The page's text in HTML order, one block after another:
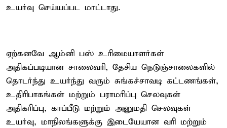
உயர்வு செய்யப்பட மாட்டாது.
ஏற்கனவே ஆம்னி பஸ் உரிமையாளர்கள்
அதிகப்படியான சாலைவரி, தேசிய நெடுஞ்சாலைகளில்
தொடர்ந்து உயர்ந்து வரும் சுங்கச்சாவடி கட்டணங்கள்,
உதிரிபாகங்கள் மற்றும் பராமரிப்பு செலவுகள்
அதிகரிப்பு, காப்பீடு மற்றும் அனுமதி செலவுகள்
உயர்வு, மாநிலங்களுக்கு இடையேயான வரி மற்றும்